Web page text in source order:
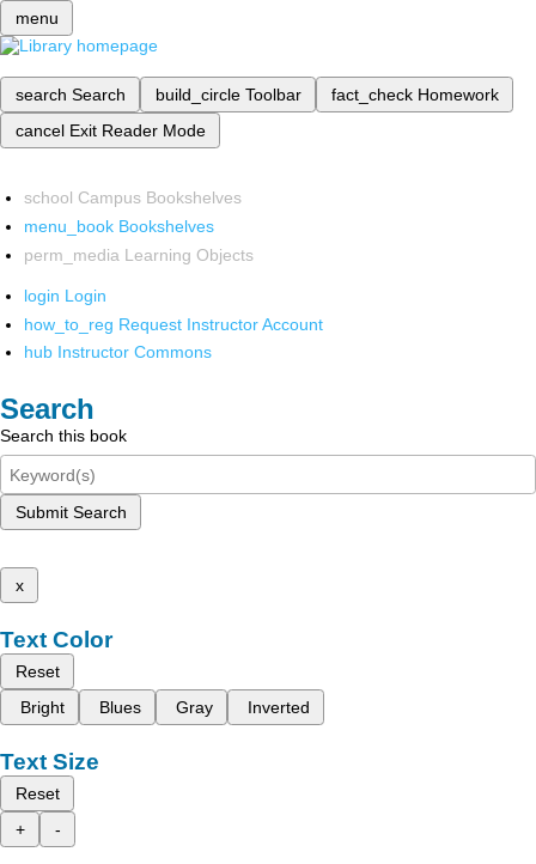
menu
search Search build_circle Toolbar fact_check Homework
cancel Exit Reader Mode
school Campus Bookshelves
menu_book Bookshelves
perm_media Learning Objects
login Login
how_to_reg Request Instructor Account
hub Instructor Commons
Search
Search this book
Submit Search
x
Text Color
Reset
Bright
Blues Gray Inverted
Text Size
Reset
+
-